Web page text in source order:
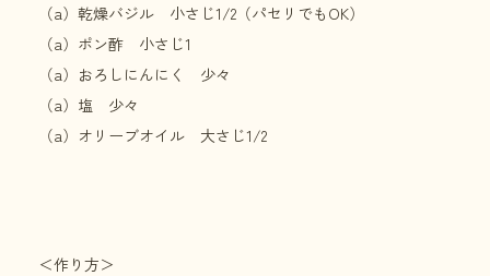
（a）乾燥バジル 小さじ1/2（パセリでもOK）
（a）ポン酢 小さじ1
（a）おろしにんにく 少々
（a）塩 少々
（a）オリーブオイル 大さじ1/2
＜作り方＞